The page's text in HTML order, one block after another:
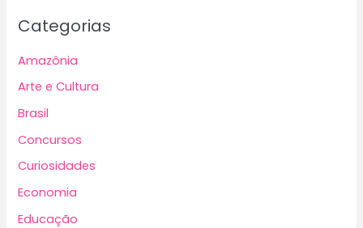
Categorias
Amazônia
Arte e Cultura
Brasil
Concursos
Curiosidades
Economia
Educação